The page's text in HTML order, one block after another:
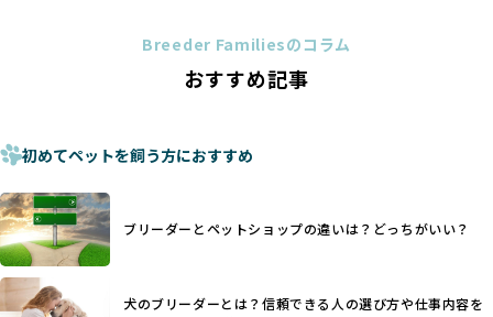
法令レベルの最低基準にとどまっていることが問題です。こ
ものに過ぎず、ワンちゃんの心身の福祉やブリーダーの責任
少なくなく、消費者にとって選択の判断が難しい現状があり
さらに、書類審査のみで掲載が許可されるサイトが多く、実
際の飼育環境やブリーダーの姿勢が見えにくい点も課題で
す。こうしたサイトでは、ブリーダーが記載する情報が主で
あり、実際の現場や日々のケアの状況がわからないため、営
利優先の「悪徳ブリーダー」が含まれるリスクが高まりま
に断尾（しっぽを切る）や断耳（耳を切る）が行われている
ことがあります。
これは痛みを伴う処置で、ワンちゃんの身体的な負担が大き
手段でもあるため、切断されることで他の犬や人間との意思
ヨーロッパ諸国ではこうした処置が禁止されている一方で、
日本ではいまだ行われる場合があります。
優良ブリーダーは動物福祉を優先し、ワンちゃんの自然な姿
を大切にするため断尾・断耳を行いません。
一方、営利優先ブリーダーでは「見た目が良く売れやすい」
ことを理由に断尾や断耳を行うことがあり、中には麻酔なし
Breeder Familiesのコラム
おすすめ記事
初めてペットを飼う方におすすめ
ブリーダーとペットショップの違いは？どっちがいい？
犬のブリーダーとは？信頼できる人の選び方や仕事内容を